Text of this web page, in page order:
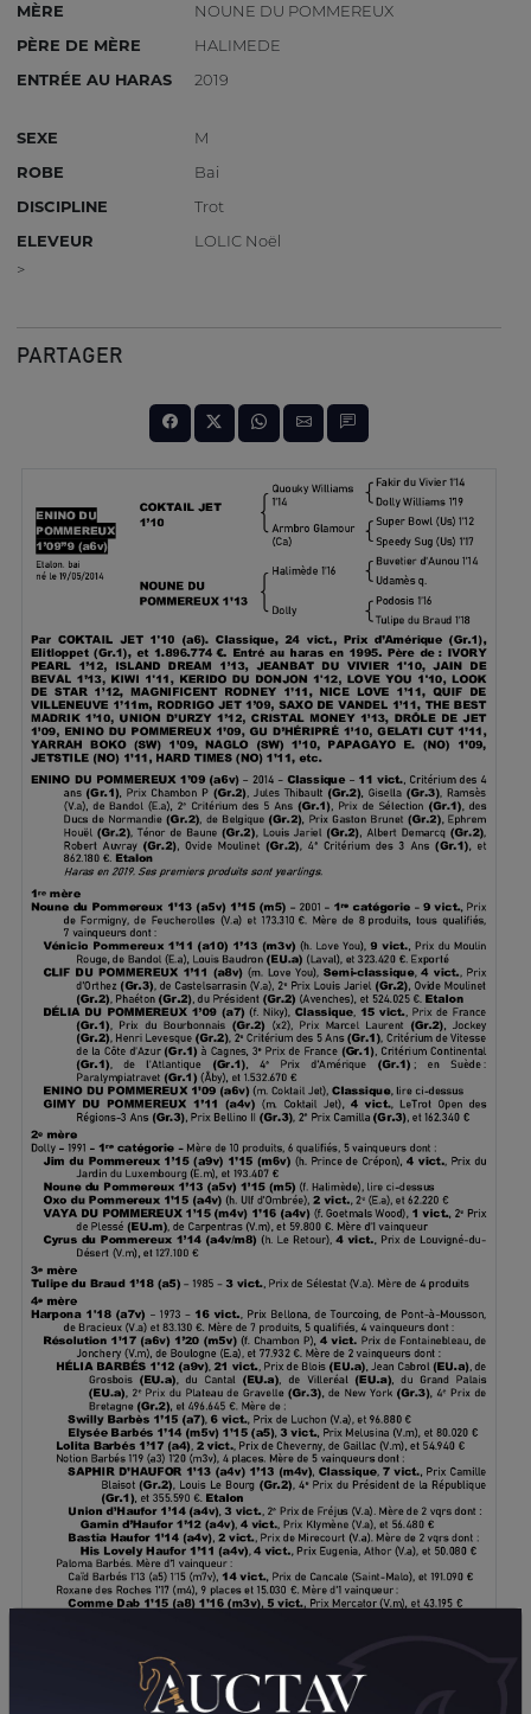
MÈRE
NOUNE DU POMMEREUX
PÈRE DE MÈRE
HALIMEDE
ENTRÉE AU HARAS
2019
SEXE
M
ROBE
Bai
DISCIPLINE
Trot
ELEVEUR
LOLIC Noël
>
PARTAGER